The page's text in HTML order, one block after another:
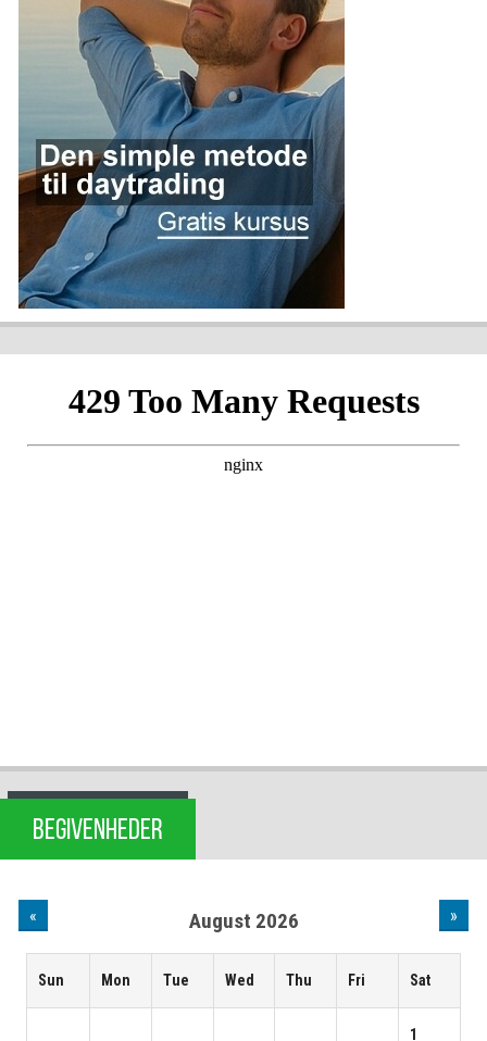
BEGIVENHEDER
« August 2026 »
Sun Mon Tue Wed Thu Fri Sat
1